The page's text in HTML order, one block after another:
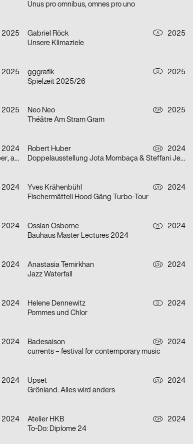
Unus pro omnibus, omnes pro uno
2025
Gabriel Röck A
2025
Unsere Klimaziele
2025
gggrafik D
2025
Spielzeit 2025/26
2025
Neo Neo CH
2025
Théâtre Am Stram Gram
2024
Staatstheater Braunschweig „Die Hölle ist leer, alle Teufel sind hier“
Robert Huber CH
2024
Doppelausstellung Jota Mombaça & Steffani Jemison
2024
Yves Krähenbühl CH
2024
Fischermätteli Hood Gäng Turbo-Tour
2024
Ossian Osborne D
2024
Bauhaus Master Lectures 2024
2024
Anastasia Temirkhan CH
2024
Jazz Waterfall
2024
Helene Dennewitz D
2024
Pommes und Chlor
2024
Badesaison CH
2024
currents – festival for contemporary music
2024
Upset CH
2024
Grönland. Alles wird anders
2024
Atelier HKB CH
2024
To-Do: Diplome 24